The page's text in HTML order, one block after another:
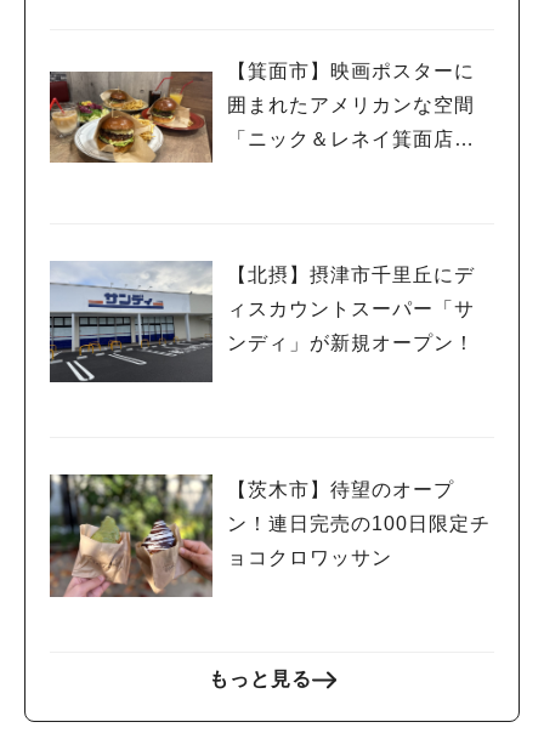
【箕面市】映画ポスターに
囲まれたアメリカンな空間
「ニック＆レネイ箕面店」
【北摂】摂津市千里丘にデ
ィスカウントスーパー「サ
ンディ」が新規オープン！
【茨木市】待望のオープ
ン！連日完売の100日限定チ
ョコクロワッサン
もっと見る
人気のキーワード